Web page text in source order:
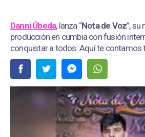
Danni Úbeda, lanza “Nota de Voz”, su
producción en cumbia con fusión
conquistar a todos. Aquí te contamos